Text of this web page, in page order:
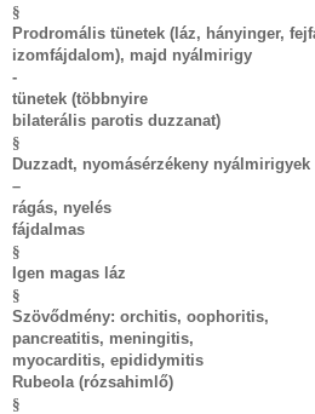
§
Prodromális tünetek (láz, hányinger,
izomfájdalom), majd nyálmirigy
-
tünetek (többnyire
bilaterális parotis duzzanat)
§
Duzzadt, nyomásérzékeny nyálmirigyek
–
rágás, nyelés
fájdalmas
§
Igen magas láz
§
Szövődmény: orchitis, oophoritis,
pancreatitis, meningitis,
myocarditis, epididymitis
Rubeola (rózsahimlő)
§